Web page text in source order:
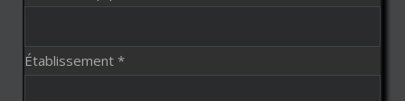
Établissement *